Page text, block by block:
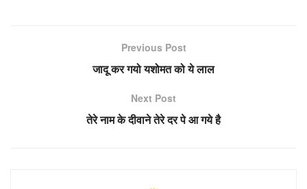
Previous Post
जादू कर गयो यशोमत को ये लाल
Next Post
तेरे नाम के दीवाने तेरे दर पे आ गये है